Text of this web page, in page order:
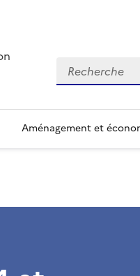
Recherche
Aménagement et